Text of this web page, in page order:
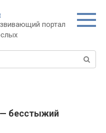
портал
бесстыжий